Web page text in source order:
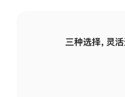
三种选择，灵